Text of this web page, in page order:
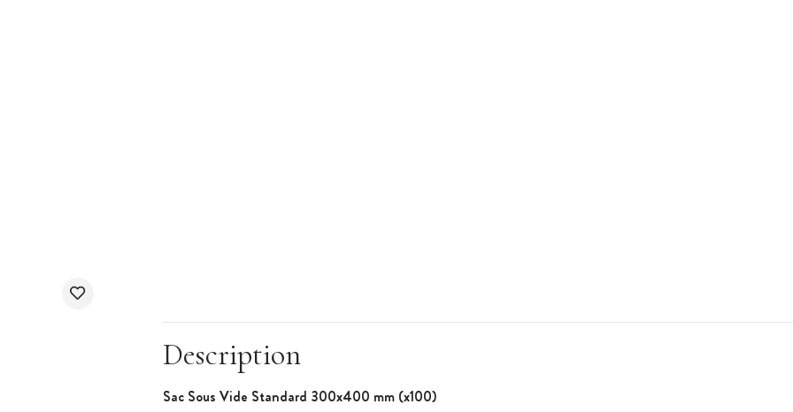
Description
Sac Sous Vide Standard 300x400 mm (x100)